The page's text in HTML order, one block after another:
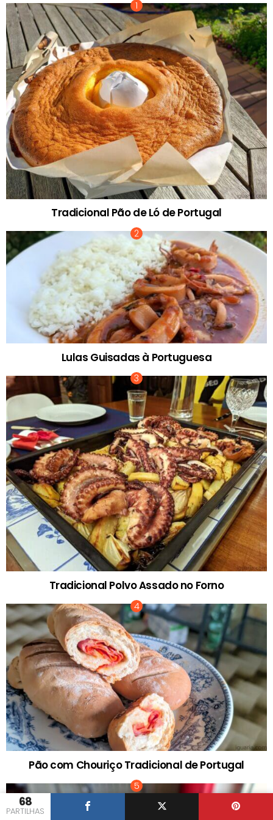
68
PARTILHAS
Tradicional Pão de Ló de Portugal
Lulas Guisadas à Portuguesa
Tradicional Polvo Assado no Forno
Pão com Chouriço Tradicional de Portugal